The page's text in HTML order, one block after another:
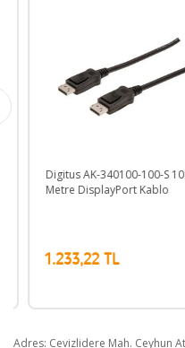
Digitus AK-340100-100-S 10
Metre DisplayPort Kablo
1.233,22 TL
Adres: Cevizlidere Mah. Ceyhun